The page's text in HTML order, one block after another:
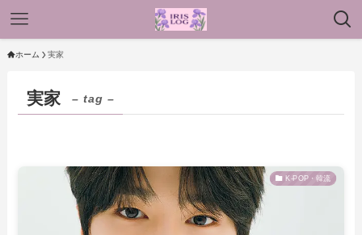
ホーム 実家
実家 – tag –
K-POP・韓流